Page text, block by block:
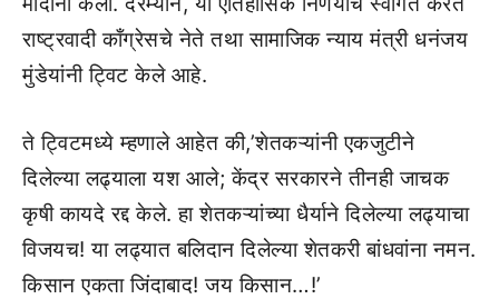
राष्ट्रवादी काँग्रेसचे नेते तथा सामाजिक न्याय मंत्री धनंजय
मुंडेयांनी ट्विट केले आहे.
ते ट्विटमध्ये म्हणाले आहेत की,’शेतकऱ्यांनी एकजुटीने
दिलेल्या लढ्याला यश आले; केंद्र सरकारने तीनही जाचक
कृषी कायदे रद्द केले. हा शेतकऱ्यांच्या धैर्याने दिलेल्या लढ्याचा
विजयच! या लढ्यात बलिदान दिलेल्या शेतकरी बांधवांना नमन.
किसान एकता जिंदाबाद! जय किसान…!’